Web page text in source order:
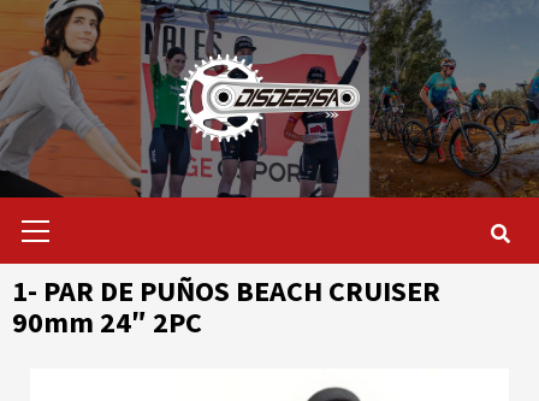
Saltar
contenido
primario
1- PAR DE PUÑOS BEACH CRUISER
90mm 24″ 2PC